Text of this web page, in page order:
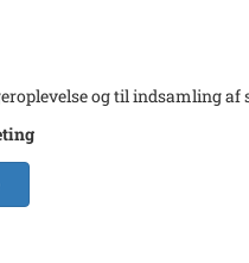
og til indsamling af